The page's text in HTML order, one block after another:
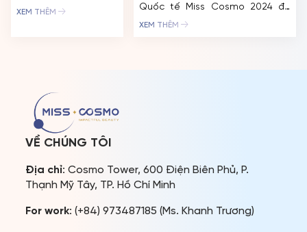
nghệ sĩ đầu tiên sẽ
của “nữ hoàng giải trí”
Hồ Ngọc Hà hứa hẹn
XEM THÊM
Quốc tế Miss Cosmo 2024 đã
chính thức mở cổng bình chọn
https://misscosmo.1voting.com/.
XEM THÊM
VỀ CHÚNG TÔI
Địa chỉ: Cosmo Tower, 600 Điện Biên Phủ, P.
Thạnh Mỹ Tây, TP. Hồ Chí Minh
For work: (+84) 973487185 (Ms. Khanh Trương)